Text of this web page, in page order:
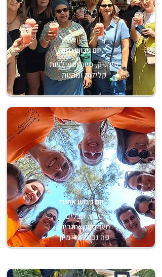
יום גיבוש רגוע
פיקניק, סיור ופעילויות
קלילות ומהנות
יום גיבוש אתגרי
ניווט, חבלים
משימות אתגריות
פה נכנס הדימיון